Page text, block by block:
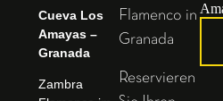
Cueva Los
Amayas –
Granada
Zambra
Flamenco in
Granada
Reservieren